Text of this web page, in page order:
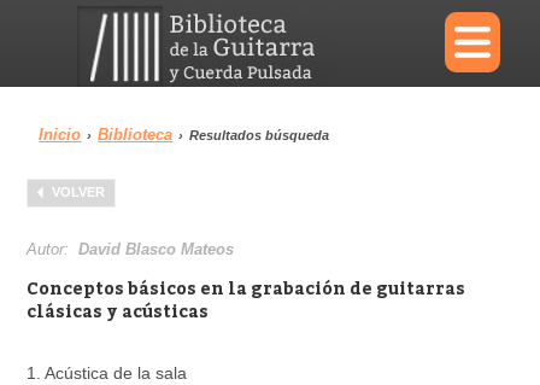
×
Menu
Biblioteca
Área personal
Inicio › Biblioteca › Resultados búsqueda
VOLVER
Autor:David Blasco Mateos
Conceptos básicos en la grabación de guitarras
clásicas y acústicas
1. Acústica de la sala